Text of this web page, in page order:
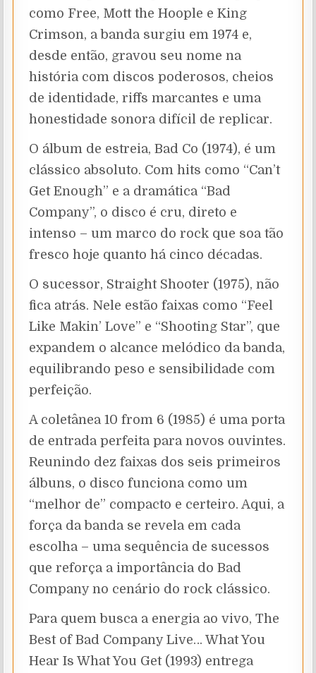
como Free, Mott the Hoople e King
Crimson, a banda surgiu em 1974 e,
desde então, gravou seu nome na
história com discos poderosos, cheios
de identidade, riffs marcantes e uma
honestidade sonora difícil de replicar.
O álbum de estreia, Bad Co (1974), é um
clássico absoluto. Com hits como “Can’t
Get Enough” e a dramática “Bad
Company”, o disco é cru, direto e
intenso – um marco do rock que soa tão
fresco hoje quanto há cinco décadas.
O sucessor, Straight Shooter (1975), não
fica atrás. Nele estão faixas como “Feel
Like Makin’ Love” e “Shooting Star”, que
expandem o alcance melódico da banda,
equilibrando peso e sensibilidade com
perfeição.
A coletânea 10 from 6 (1985) é uma porta
de entrada perfeita para novos ouvintes.
Reunindo dez faixas dos seis primeiros
álbuns, o disco funciona como um
“melhor de” compacto e certeiro. Aqui, a
força da banda se revela em cada
escolha – uma sequência de sucessos
que reforça a importância do Bad
Company no cenário do rock clássico.
Para quem busca a energia ao vivo, The
Best of Bad Company Live… What You
Hear Is What You Get (1993) entrega